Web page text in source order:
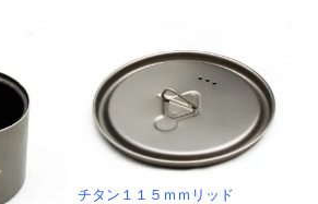
チタン１１５ｍｍリッド